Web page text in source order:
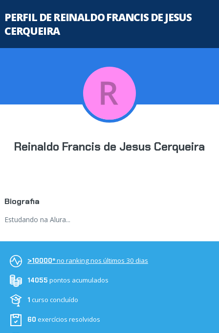
PERFIL DE REINALDO FRANCIS DE JESUS
CERQUEIRA
Reinaldo Francis de Jesus Cerqueira
Biografia
Estudando na Alura...
>10000ºno ranking nos últimos 30 dias
14055 pontos acumulados
1 curso concluído
60 exercícios resolvidos